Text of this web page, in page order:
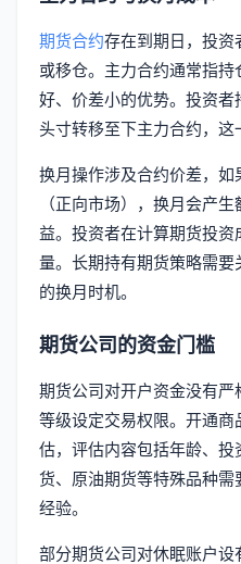
期货合约存在到期日，投资
或移仓。主力合约通常指
好、价差小的优势。投资
头寸转移至下主力合约，这
换月操作涉及合约价差，
（正向市场），换月会产
益。投资者在计算期货投
量。长期持有期货策略需
的换月时机。
期货公司的资金门槛
期货公司对开户资金没有
等级设定交易权限。开通
估，评估内容包括年龄、
货、原油期货等特殊品种
经验。
部分期货公司对休眠账户